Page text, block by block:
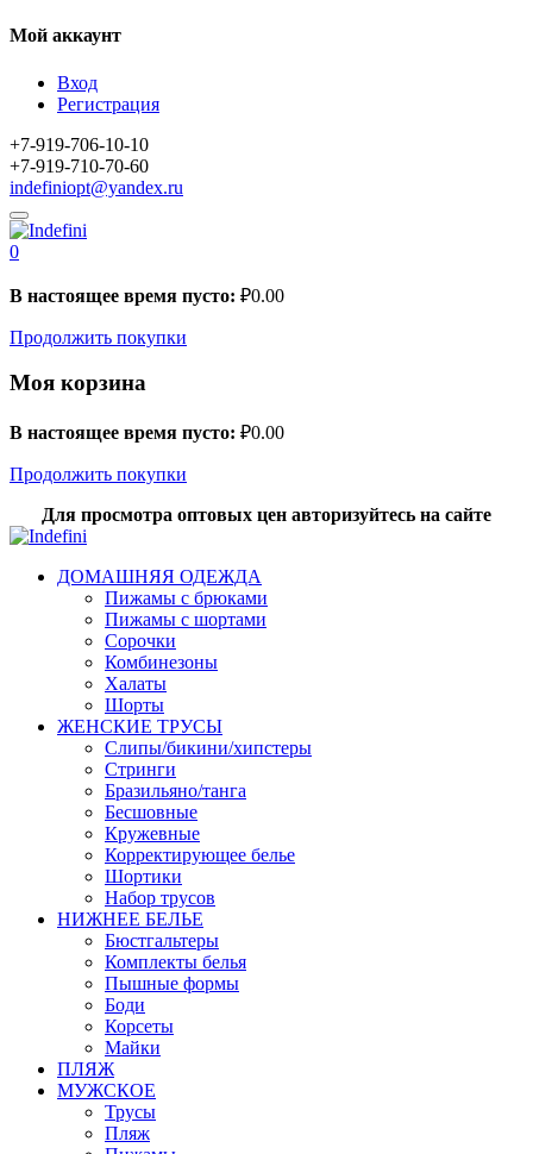
Мой аккаунт
Вход
Регистрация
+7-919-706-10-10
+7-919-710-70-60
indefiniopt@yandex.ru
0
В настоящее время пусто: ₽0.00
Продолжить покупки
Моя корзина
В настоящее время пусто: ₽0.00
Продолжить покупки
Для просмотра оптовых цен авторизуйтесь на сайте
ДОМАШНЯЯ ОДЕЖДА
Пижамы с брюками
Пижамы с шортами
Сорочки
Комбинезоны
Халаты
Шорты
ЖЕНСКИЕ ТРУСЫ
Слипы/бикини/хипстеры
Стринги
Бразильяно/танга
Бесшовные
Кружевные
Корректирующее белье
Шортики
Набор трусов
НИЖНЕЕ БЕЛЬЕ
Бюстгальтеры
Комплекты белья
Пышные формы
Боди
Корсеты
Майки
ПЛЯЖ
МУЖСКОЕ
Трусы
Пляж